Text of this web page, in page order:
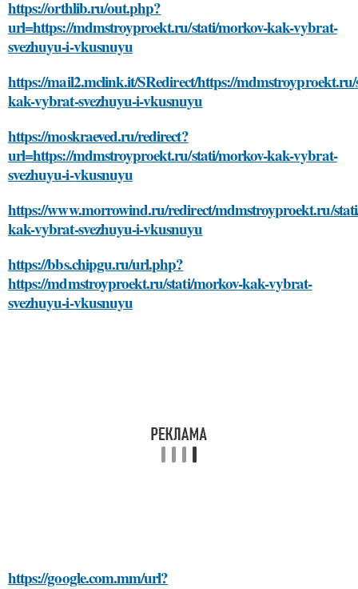
https://orthlib.ru/out.php?
url=https://mdmstroyproekt.ru/stati/morkov-kak-vybrat-
svezhuyu-i-vkusnuyu
https://mail2.mclink.it/SRedirect/https://
kak-vybrat-svezhuyu-i-vkusnuyu
https://moskraeved.ru/redirect?
url=https://mdmstroyproekt.ru/stati/morkov-kak-vybrat-
svezhuyu-i-vkusnuyu
https://www.morrowind.ru/redirect/mdmstroyproekt.ru/
kak-vybrat-svezhuyu-i-vkusnuyu
https://bbs.chipgu.ru/url.php?
https://mdmstroyproekt.ru/stati/morkov-kak-vybrat-
svezhuyu-i-vkusnuyu
https://google.com.mm/url?